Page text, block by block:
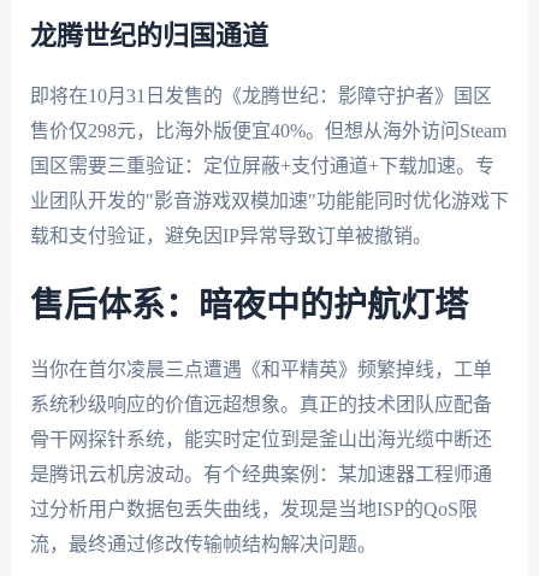
龙腾世纪的归国通道
即将在10月31日发售的《龙腾世纪：影障守护者》国区
售价仅298元，比海外版便宜40%。但想从海外访问Steam
国区需要三重验证：定位屏蔽+支付通道+下载加速。专
业团队开发的"影音游戏双模加速"功能能同时优化游戏下
载和支付验证，避免因IP异常导致订单被撤销。
售后体系：暗夜中的护航灯塔
当你在首尔凌晨三点遭遇《和平精英》频繁掉线，工单
系统秒级响应的价值远超想象。真正的技术团队应配备
骨干网探针系统，能实时定位到是釜山出海光缆中断还
是腾讯云机房波动。有个经典案例：某加速器工程师通
过分析用户数据包丢失曲线，发现是当地ISP的QoS限
流，最终通过修改传输帧结构解决问题。